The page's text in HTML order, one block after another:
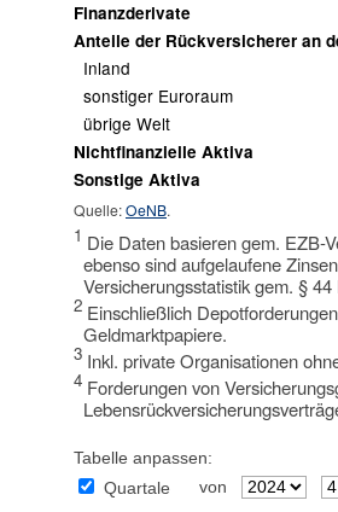
Finanzderivate
Anteile der Rückversicherer an
Inland
sonstiger Euroraum
übrige Welt
Nichtfinanzielle Aktiva
Sonstige Aktiva
Quelle:OeNB.
1 Die Daten basieren gem. EZB-
ebenso sind aufgelaufene
Versicherungsstatistik gem. §
2 Einschließlich
Geldmarktpapiere.
3 Inkl. private Organisationen
4 Forderungen von
Tabelle anpassen:
Quartale
von